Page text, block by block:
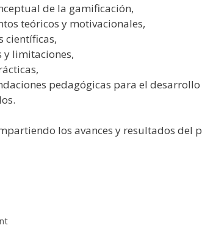
de la gamificación,
teóricos y motivacionales,
científicas,
y limitaciones,
pedagógicas para el
los avances y resultados del